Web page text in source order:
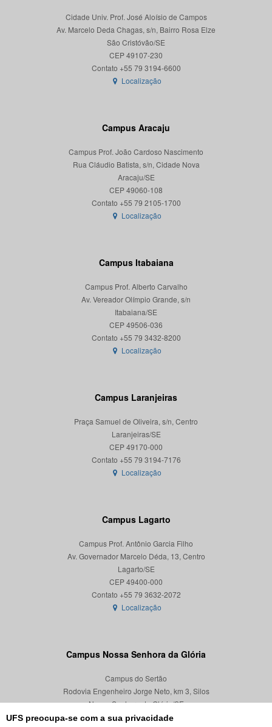
UFS preocupa-se com a sua privacidade
Cidade Univ. Prof. José Aloísio de Campos
Av. Marcelo Deda Chagas, s/n, Bairro Rosa Elze
São Cristóvão/SE
CEP 49107-230
Localização
Campus Aracaju
Campus Prof. João Cardoso Nascimento
Rua Cláudio Batista, s/n, Cidade Nova
Aracaju/SE
CEP 49060-108
Localização
Campus Itabaiana
Campus Prof. Alberto Carvalho
Av. Vereador Olímpio Grande, s/n
Itabaiana/SE
CEP 49506-036
Localização
Campus Laranjeiras
Praça Samuel de Oliveira, s/n, Centro
Laranjeiras/SE
CEP 49170-000
Localização
Campus Lagarto
Campus Prof. Antônio Garcia Filho
Av. Governador Marcelo Déda, 13, Centro
Lagarto/SE
CEP 49400-000
Localização
Campus Nossa Senhora da Glória
Campus do Sertão
Rodovia Engenheiro Jorge Neto, km 3, Silos
Nossa Senhora da Glória/SE
CEP 49680-000